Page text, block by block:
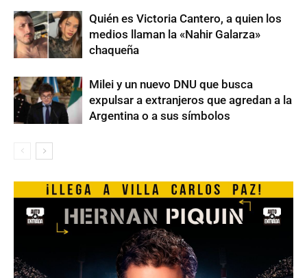
Quién es Victoria Cantero, a quien los
medios llaman la «Nahir Galarza»
chaqueña
Milei y un nuevo DNU que busca
expulsar a extranjeros que agredan a la
Argentina o a sus símbolos